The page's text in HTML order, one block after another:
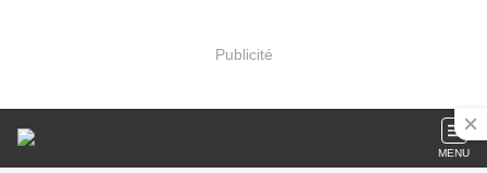
Publicité
MENU